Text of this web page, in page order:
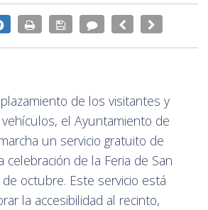
de los visitantes y
el Ayuntamiento de
un servicio gratuito de
de la Feria de San
octubre. Este servicio está
la accesibilidad al recinto,